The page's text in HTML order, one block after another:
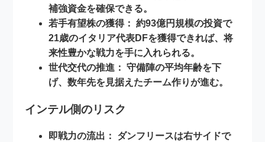
補強資金を確保できる。
若手有望株の獲得： 約93億円規模の投資で
21歳のイタリア代表DFを獲得できれば、将
来性豊かな戦力を手に入れられる。
世代交代の推進： 守備陣の平均年齢を下
げ、数年先を見据えたチーム作りが進む。
インテル側のリスク
即戦力の流出：
ダンフリースは右サイドで